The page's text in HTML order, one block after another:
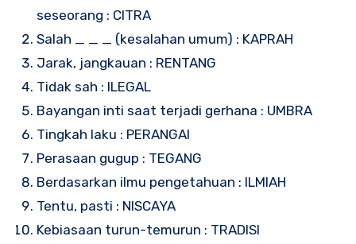
seseorang : CITRA
Salah _ _ _ (kesalahan umum) : KAPRAH
Jarak, jangkauan : RENTANG
Tidak sah : ILEGAL
Bayangan inti saat terjadi gerhana : UMBRA
Tingkah laku : PERANGAI
Perasaan gugup : TEGANG
Berdasarkan ilmu pengetahuan : ILMIAH
Tentu, pasti : NISCAYA
Kebiasaan turun-temurun : TRADISI